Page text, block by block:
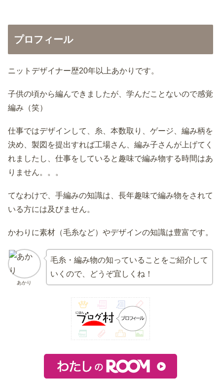
プロフィール
ニットデザイナー歴20年以上あかりです。
子供の頃から編んできましたが、学んだことないので感覚
編み（笑）
仕事ではデザインして、糸、本数取り、ゲージ、編み柄を
決め、製図を提出すれば工場さん、編み子さんが上げてく
れましたし、仕事をしていると趣味で編み物する時間はあ
りません。。。
てなわけで、手編みの知識は、長年趣味で編み物をされて
いる方には及びません。
かわりに素材（毛糸など）やデザインの知識は豊富です。
あかり
毛糸・編み物の知っていることをご紹介して
いくので、どうぞ宜しくね！